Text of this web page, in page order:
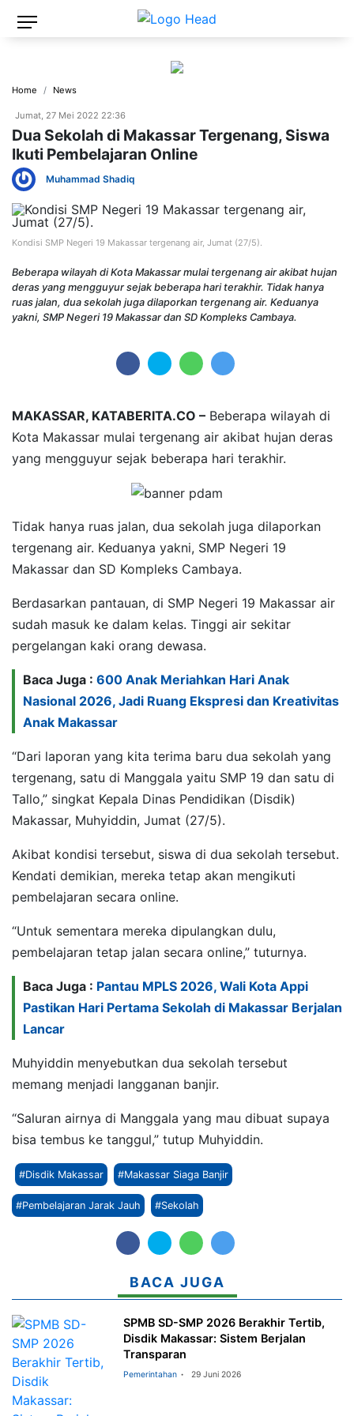
Home News
Jumat, 27 Mei 2022 22:36
Dua Sekolah di Makassar Tergenang, Siswa
Ikuti Pembelajaran Online
Muhammad Shadiq
Kondisi SMP Negeri 19 Makassar tergenang air, Jumat (27/5).
Beberapa wilayah di Kota Makassar mulai tergenang air akibat hujan
deras yang mengguyur sejak beberapa hari terakhir. Tidak hanya
ruas jalan, dua sekolah juga dilaporkan tergenang air. Keduanya
yakni, SMP Negeri 19 Makassar dan SD Kompleks Cambaya.
MAKASSAR, KATABERITA.CO – Beberapa wilayah di
Kota Makassar mulai tergenang air akibat hujan deras
yang mengguyur sejak beberapa hari terakhir.
Tidak hanya ruas jalan, dua sekolah juga dilaporkan
tergenang air. Keduanya yakni, SMP Negeri 19
Makassar dan SD Kompleks Cambaya.
Berdasarkan pantauan, di SMP Negeri 19 Makassar air
sudah masuk ke dalam kelas. Tinggi air sekitar
pergelangan kaki orang dewasa.
Baca Juga : 600 Anak Meriahkan Hari Anak
Nasional 2026, Jadi Ruang Ekspresi dan Kreativitas
Anak Makassar
“Dari laporan yang kita terima baru dua sekolah yang
tergenang, satu di Manggala yaitu SMP 19 dan satu di
Tallo,” singkat Kepala Dinas Pendidikan (Disdik)
Makassar, Muhyiddin, Jumat (27/5).
Akibat kondisi tersebut, siswa di dua sekolah tersebut.
Kendati demikian, mereka tetap akan mengikuti
pembelajaran secara online.
“Untuk sementara mereka dipulangkan dulu,
pembelajaran tetap jalan secara online,” tuturnya.
Baca Juga : Pantau MPLS 2026, Wali Kota Appi
Pastikan Hari Pertama Sekolah di Makassar Berjalan
Lancar
Muhyiddin menyebutkan dua sekolah tersebut
memang menjadi langganan banjir.
“Saluran airnya di Manggala yang mau dibuat supaya
bisa tembus ke tanggul,” tutup Muhyiddin.
#Disdik Makassar #Makassar Siaga Banjir
#Pembelajaran Jarak Jauh #Sekolah
BACA JUGA
SPMB SD-SMP 2026 Berakhir Tertib,
Disdik Makassar: Sistem Berjalan
Transparan
Pemerintahan 29 Juni 2026